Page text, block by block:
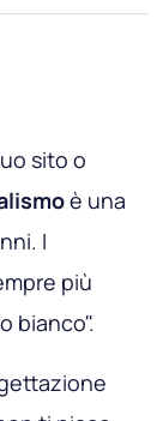
sito o
è una
I
più
bianco".